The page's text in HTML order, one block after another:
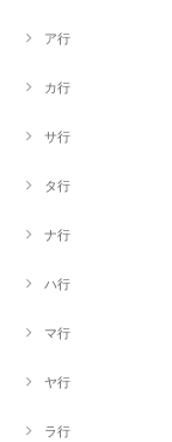
ア行
カ行
サ行
タ行
ナ行
ハ行
マ行
ヤ行
ラ行